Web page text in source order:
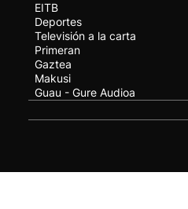
EITB
Deportes
Televisión a la carta
Primeran
Gaztea
Makusi
Guau - Gure Audioa